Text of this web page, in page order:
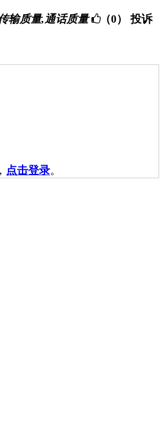
输质量,通话质量 （0） 投诉
点击登录。